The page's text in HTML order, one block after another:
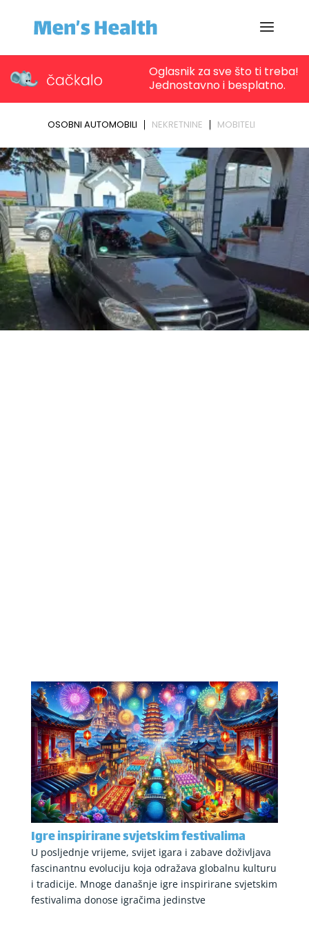
Igre inspirirane svjetskim festivalima
U posljednje vrijeme, svijet igara i zabave doživljava
fascinantnu evoluciju koja odražava globalnu kulturu
i tradicije. Mnoge današnje igre inspirirane svjetskim
festivalima donose igračima jedinstve